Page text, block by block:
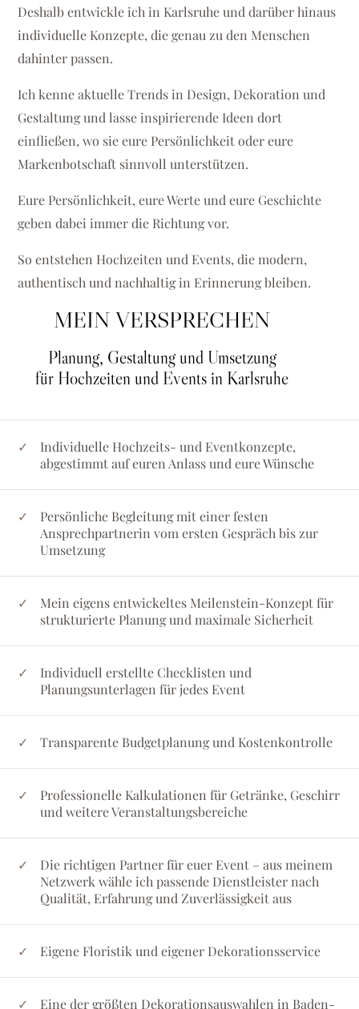
Deshalb entwickle ich in Karlsruhe und darüber hinaus
individuelle Konzepte, die genau zu den Menschen
dahinter passen.
Ich kenne aktuelle Trends in Design, Dekoration und
Gestaltung und lasse inspirierende Ideen dort
einfließen, wo sie eure Persönlichkeit oder eure
Markenbotschaft sinnvoll unterstützen.
Eure Persönlichkeit, eure Werte und eure Geschichte
geben dabei immer die Richtung vor.
So entstehen Hochzeiten und Events, die modern,
authentisch und nachhaltig in Erinnerung bleiben.
MEIN VERSPRECHEN
Planung, Gestaltung und Umsetzung
für Hochzeiten und Events in Karlsruhe
Individuelle Hochzeits- und Eventkonzepte,
abgestimmt auf euren Anlass und eure Wünsche
Persönliche Begleitung mit einer festen
Ansprechpartnerin vom ersten Gespräch bis zur
Umsetzung
Mein eigens entwickeltes Meilenstein-Konzept für
strukturierte Planung und maximale Sicherheit
Individuell erstellte Checklisten und
Planungsunterlagen für jedes Event
Transparente Budgetplanung und Kostenkontrolle
Professionelle Kalkulationen für Getränke, Geschirr
und weitere Veranstaltungsbereiche
Die richtigen Partner für euer Event – aus meinem
Netzwerk wähle ich passende Dienstleister nach
Qualität, Erfahrung und Zuverlässigkeit aus
Eigene Floristik und eigener Dekorationsservice
Eine der größten Dekorationsauswahlen in Baden-